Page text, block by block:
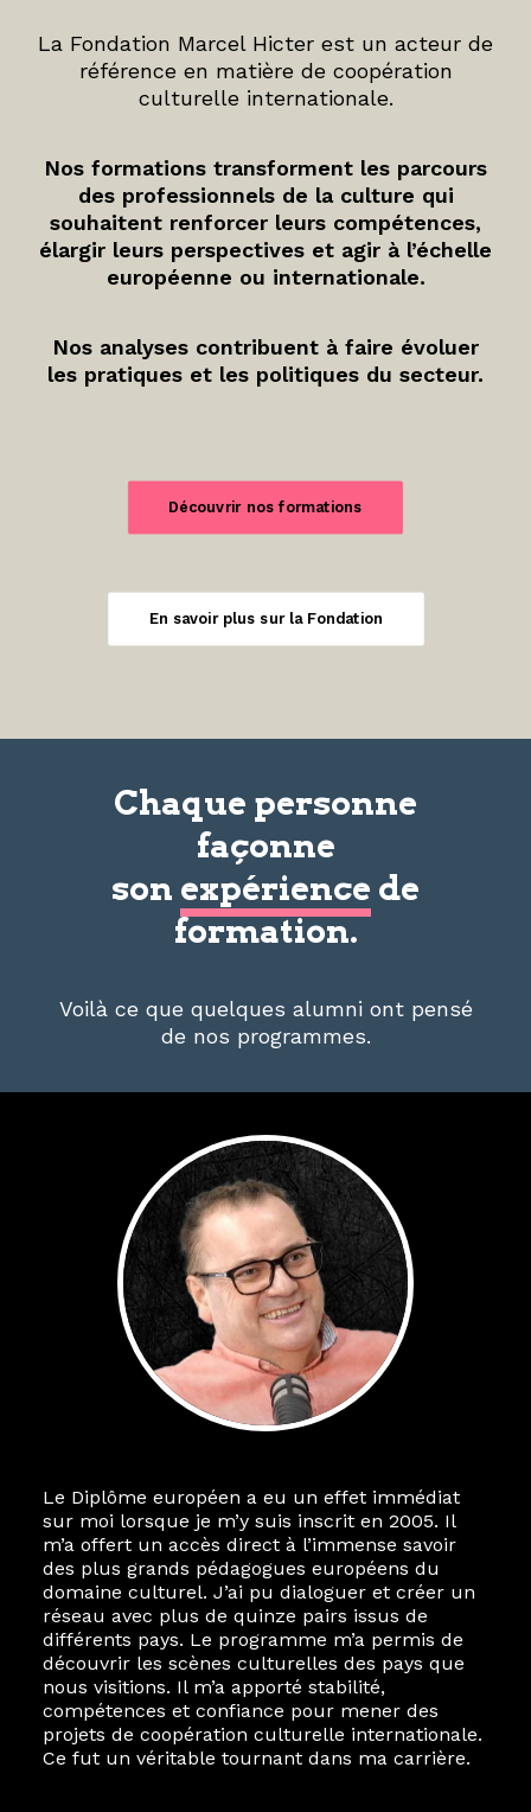
La Fondation Marcel Hicter est un acteur de
référence en matière de coopération
culturelle internationale.
Nos formations transforment les parcours
des professionnels de la culture qui
souhaitent renforcer leurs compétences,
élargir leurs perspectives et agir à l’échelle
européenne ou internationale.
Nos analyses contribuent à faire évoluer
les pratiques et les politiques du secteur.
Découvrir nos formations
En savoir plus sur la Fondation
Chaque personne
façonne
son expérience de
formation.
Voilà ce que quelques alumni ont pensé
de nos programmes.
Le Diplôme européen a eu un effet immédiat
sur moi lorsque je m’y suis inscrit en 2005. Il
m’a offert un accès direct à l’immense savoir
des plus grands pédagogues européens du
domaine culturel. J’ai pu dialoguer et créer un
réseau avec plus de quinze pairs issus de
différents pays. Le programme m’a permis de
découvrir les scènes culturelles des pays que
nous visitions. Il m’a apporté stabilité,
compétences et confiance pour mener des
projets de coopération culturelle internationale.
Ce fut un véritable tournant dans ma carrière.